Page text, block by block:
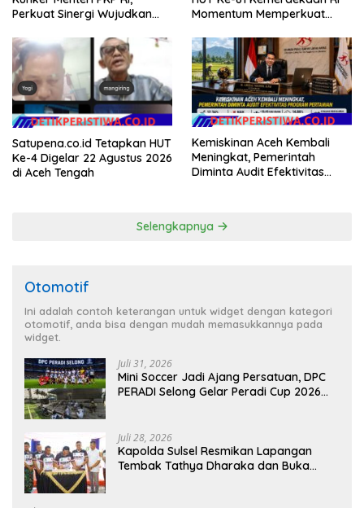
Perkuat Sinergi Wujudkan
Masyarakat
Momentum Memperkuat
Teknologi, dan Kepastian
Hukum Menuju Indonesia
Emas 2045
Satupena.co.id Tetapkan HUT
Ke-4 Digelar 22 Agustus 2026
di Aceh Tengah
Kemiskinan Aceh Kembali
Meningkat, Pemerintah
Diminta Audit Efektivitas
Selengkapnya
Otomotif
Ini adalah contoh keterangan untuk widget dengan kategori
otomotif, anda bisa dengan mudah memasukkannya pada
widget.
Juli 31, 2026
Mini Soccer Jadi Ajang Persatuan, DPC
PERADI Selong Gelar Peradi Cup 2026
Juli 28, 2026
Kapolda Sulsel Resmikan Lapangan
Tembak Tathya Dharaka dan Buka